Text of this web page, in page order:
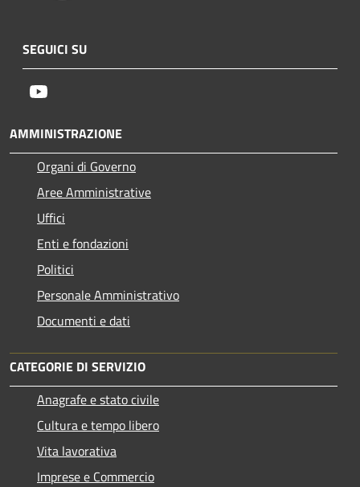
SEGUICI SU
AMMINISTRAZIONE
Organi di Governo
Aree Amministrative
Uffici
Enti e fondazioni
Politici
Personale Amministrativo
Documenti e dati
CATEGORIE DI SERVIZIO
Anagrafe e stato civile
Cultura e tempo libero
Vita lavorativa
Imprese e Commercio